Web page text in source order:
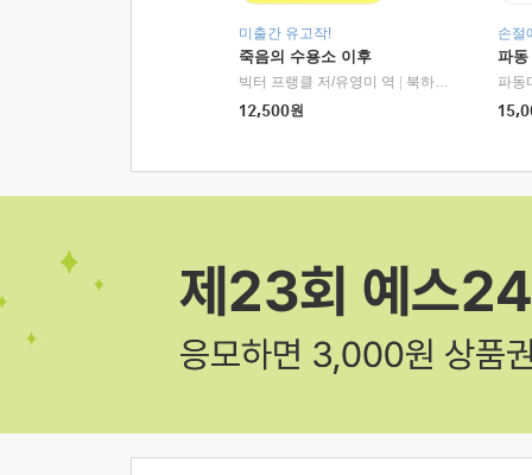
미출간 유고작!
죽음의 수용소 이후
빅터 프랭클 저/유영미 역
북하우스
12,500원
손절
파동
파동